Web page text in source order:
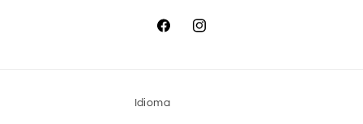
FacebookInstagram
Idioma